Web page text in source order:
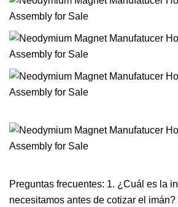
Preguntas frecuentes: 1. ¿Cuál es la
necesitamos antes de cotizar el imán?